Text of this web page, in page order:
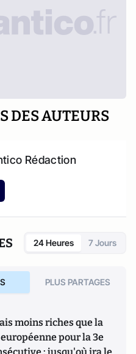
DES AUTEURS
Rédaction
24 Heures 7 Jours
PLUS PARTAGES
moins riches que la
pour la 3e